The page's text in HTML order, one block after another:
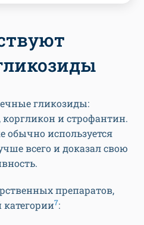
гликозиды:
и строфантин.
обычно используется
всего и доказал свою
препаратов,
7: